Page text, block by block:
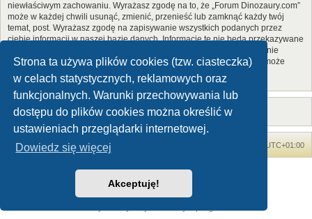
Strona ta używa plików cookies (tzw. ciasteczka)
w celach statystycznych, reklamowych oraz
funkcjonalnych. Warunki przechowywania lub
dostępu do plików cookies można określić w
ustawieniach przeglądarki internetowej.
Dowiedz się więcej
Akceptuję!
niewłaściwym zachowaniu. Wyrażasz zgodę na to, że „Forum Dinozaury.com”
może w każdej chwili usunąć, zmienić, przenieść lub zamknąć każdy twój
temat, post. Wyrażasz zgodę na zapisywanie wszystkich podanych przez
ciebie informacji w naszej bazie danych. Informacje te nie będą przekazywane
nikomu bez twojej zgody, ale ani „Forum Dinozaury.com”, ani phpBB nie
ponosi odpowiedzialności za włamania do witryny, podczas których może
dojść do kradzieży danych.
Forum Dinozaury.com UTC+01:00
Dinozaury.com© 2006-2020
Technologię dostarczaphpBB® Forum Software © phpBB Limited
Polski pakiet językowy dostarcza